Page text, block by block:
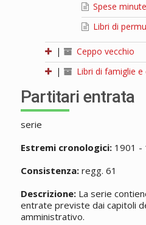
Spese
Libri di
|
Ceppo vecchio
|
Libri di famiglie e
Partitari entrata
serie
Estremi cronologici:1901 -
Consistenza:regg. 61
Descrizione:La serie
entrate previste dai capitoli
amministrativo.